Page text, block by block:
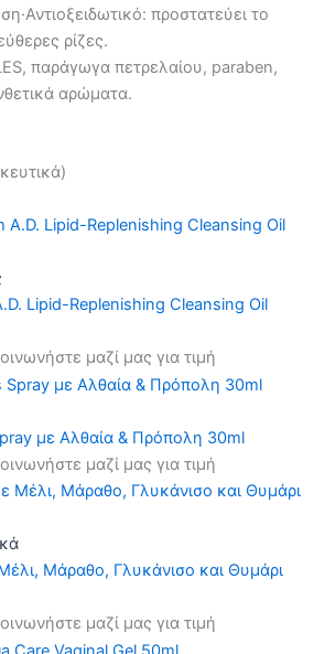
προστατεύει το
ρίζες.
παράγωγα πετρελαίου, paraben,
αρώματα.
Lipid-Replenishing Cleansing Oil
μαζί μας για τιμή
με Αλθαία & Πρόπολη 30ml
μαζί μας για τιμή
Μάραθο, Γλυκάνισο και Θυμάρι
μαζί μας για τιμή